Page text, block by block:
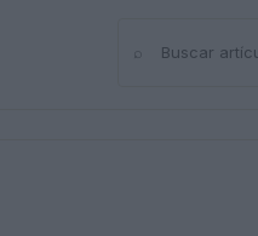
Buscar